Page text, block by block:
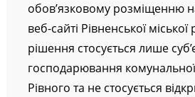
обов’язковому розміщенню
веб-сайті Рівненської
рішення стосується лише
господарювання комунальної
Рівного та не стосується